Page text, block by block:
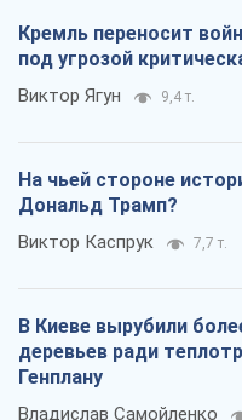
Кремль переносит
под угрозой
Виктор Ягун 9,4 т.
На чьей стороне
Дональд Трамп?
Виктор Каспрук 7,7 т.
В Киеве вырубили
деревьев ради
Генплану
Владислав Самойленко